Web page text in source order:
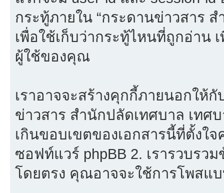
กระทู้ภายใน “กระดานข่าวสาร
เพื่อใช้เก็บว่ากระทู้ไหนที่ถูกอ่าน
ผู้ใช้ของคุณ
เราอาจจะสร้างคุกกี้ภายนอกให้
ข่าวสาร สำนักปลัดเทศบาล เทศ
เกินขอบเขตของเอกสารนี้ที่ตั้งใ
ซอฟท์แวร์ phpBB 2. เรารวบรว
โดยตรง คุณอาจจะใช้การโพสแ